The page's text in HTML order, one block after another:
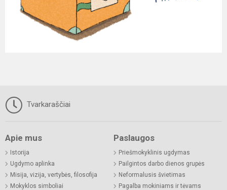
Tvarkaraščiai
Apie mus
Istorija
Ugdymo aplinka
Misija, vizija, vertybės, filosofija
Mokyklos simboliai
Paslaugos
Priešmokyklinis ugdymas
Pailgintos darbo dienos grupės
Neformalusis švietimas
Pagalba mokiniams ir tėvams